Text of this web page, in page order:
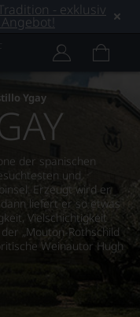
- exklusiv
Ygay
der spanischen
und
Erzeugt wird er
liefert er so etwas
Vielschichtigkeit
„Mouton-Rothschild
Weinautor Hugh